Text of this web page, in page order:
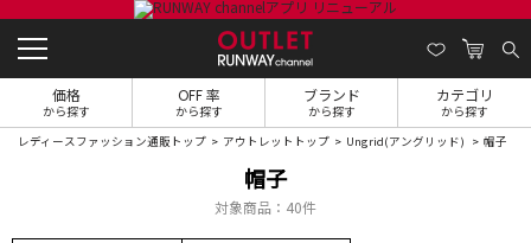
価格
から探す
OFF 率
から探す
ブランド
から探す
カテゴリ
から探す
レディースファッション通販トップ アウトレットトップ Ungrid(アングリッド) 帽子
帽子
対象商品： 40件